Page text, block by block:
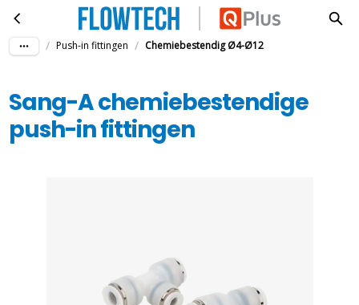
Ga naar hoofdinhoud
Sang-A chemiebestendige push-in fittingen
/ Push-in fittingen / Chemiebestendig Ø4-Ø12
Sang-A chemiebestendige
push-in fittingen